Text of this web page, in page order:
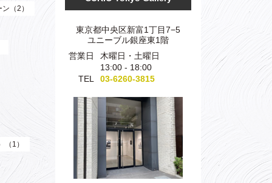
（2）
1）
東京都中央区新富1丁目7−5
ユニーブル銀座東1階
営業日
木曜日・土曜日
13:00 - 18:00
TEL
03-6260-3815